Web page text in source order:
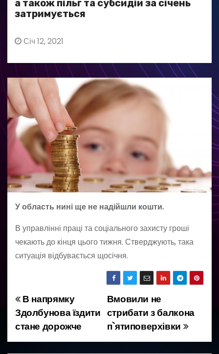
а також пільг та субсидій за січень
затримується
Січ 12, 2021
У область нині ще не надійшли кошти.
В управлінні праці та соціального захисту гроші
чекають до кінця цього тижня. Стверджують, така
ситуація відбувається щосічня.
Н
а
в
Вмовили не
стрибати з балкона
п`ятиповерхівки
В напрямку
Здолбунова їздити
стане дорожче